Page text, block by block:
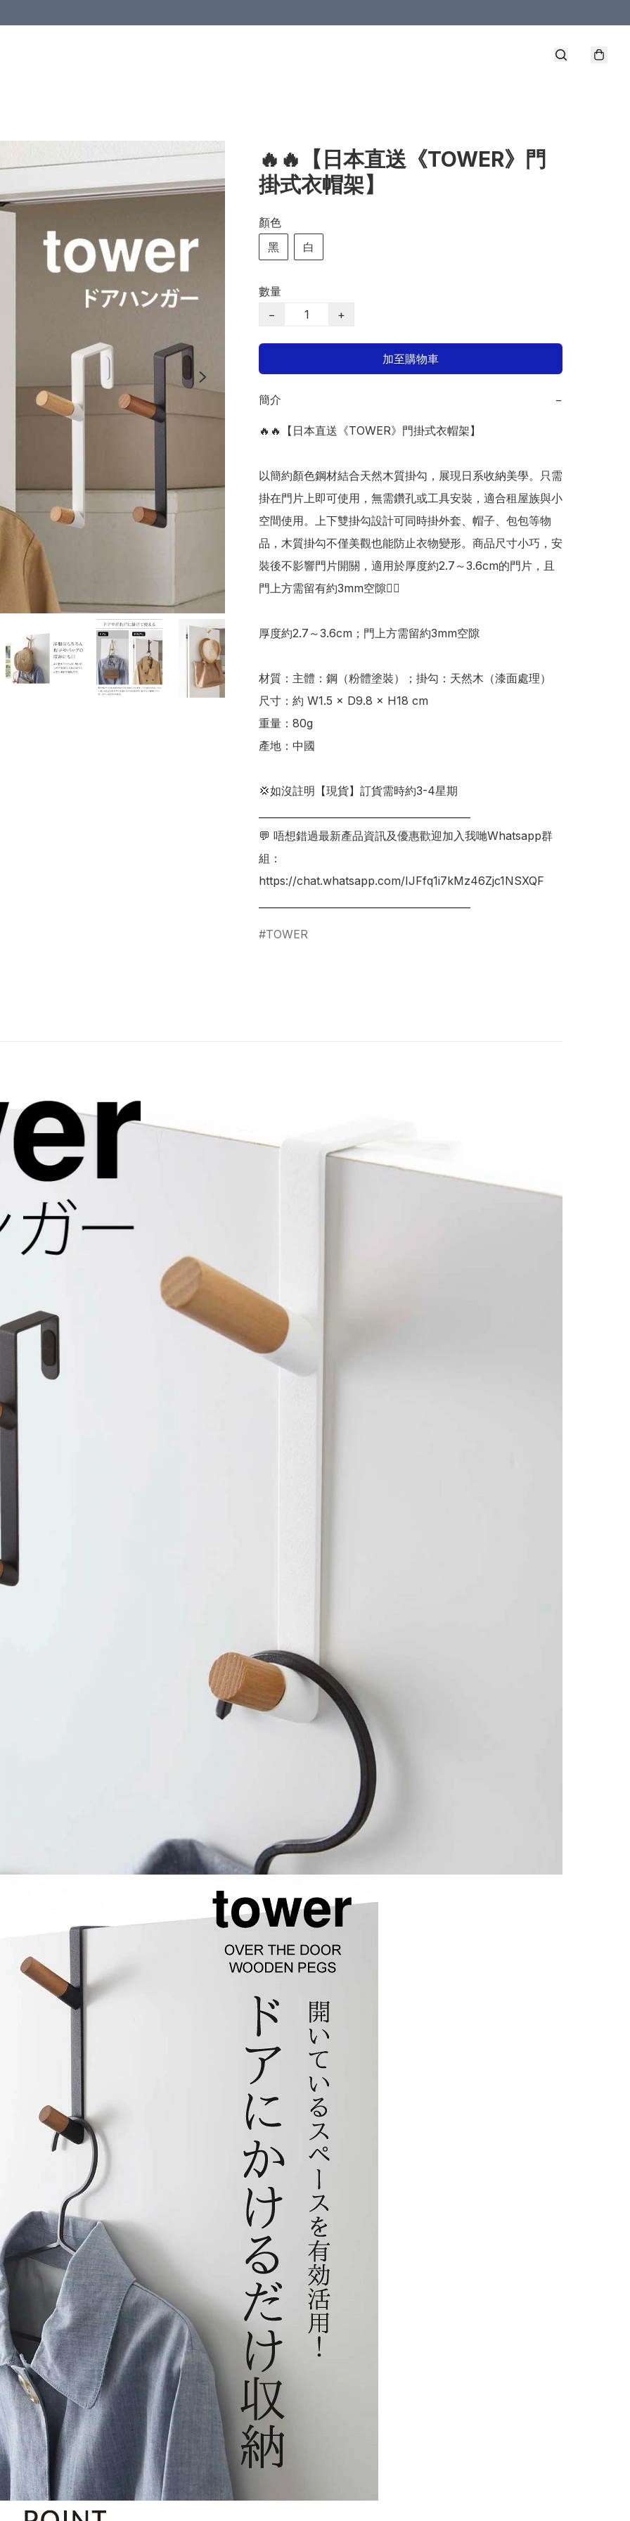
🔥🔥【日本直送《TOWER》門
掛式衣帽架】
顏色
黑
白
數量
−
+
加至購物車
簡介 −
🔥🔥【日本直送《TOWER》門掛式衣帽架】
以簡約顏色鋼材結合天然木質掛勾，展現日系收納美學。只需
掛在門片上即可使用，無需鑽孔或工具安裝，適合租屋族與小
空間使用。上下雙掛勾設計可同時掛外套、帽子、包包等物
品，木質掛勾不僅美觀也能防止衣物變形。商品尺寸小巧，安
裝後不影響門片開關，適用於厚度約2.7～3.6cm的門片，且
門上方需留有約3mm空隙👍🏻
厚度約2.7～3.6cm；門上方需留約3mm空隙
材質：主體：鋼（粉體塗裝）；掛勾：天然木（漆面處理）
尺寸：約 W1.5 × D9.8 × H18 cm
重量：80g
產地：中國
💢如沒註明【現貨】訂貨需時約3-4星期
💬 唔想錯過最新產品資訊及優惠歡迎加入我哋Whatsapp群
組：
https://chat.whatsapp.com/IJFfq1i7kMz46Zjc1NSXQF
TOWER